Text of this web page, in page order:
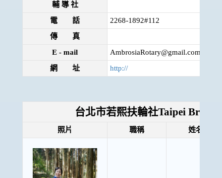
輔 導 社
電 話
2268-1892#112
傳 真
E - mail
AmbrosiaRotary@gmail.com
網 址
http://
台北市若熙扶輪社Taipei
照片 職稱 姓名